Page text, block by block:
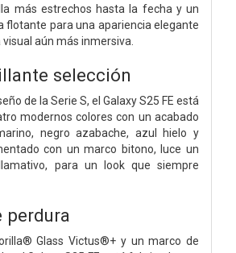
más estrechos hasta la fecha y un
flotante para una apariencia elegante
aún más inmersiva.
selección
de la Serie S, el Galaxy S25 FE está
modernos colores con un acabado
negro azabache, azul hielo y
con un marco bitono, luce un
para un look que siempre
perdura
Glass Victus®+ y un marco de